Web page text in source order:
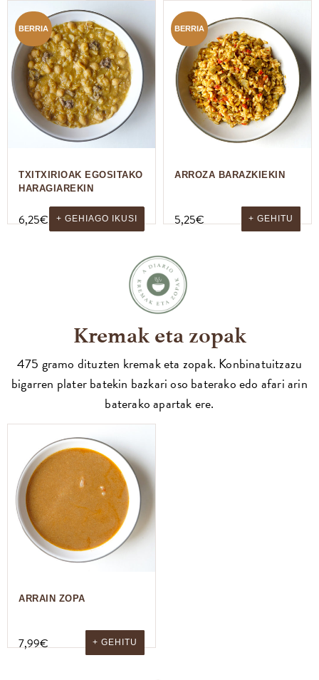
BERRIA
TXITXIRIOAK EGOSITAKO
HARAGIAREKIN
6,25€ + GEHIAGO IKUSI
BERRIA
ARROZA BARAZKIEKIN
5,25€ + GEHITU
Kremak eta zopak
475 gramo dituzten kremak eta zopak. Konbinatuitzazu
bigarren plater batekin bazkari oso baterako edo afari arin
baterako apartak ere.
ARRAIN ZOPA
7,99€ + GEHITU